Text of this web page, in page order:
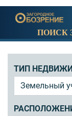
ПОИСК
ТИП